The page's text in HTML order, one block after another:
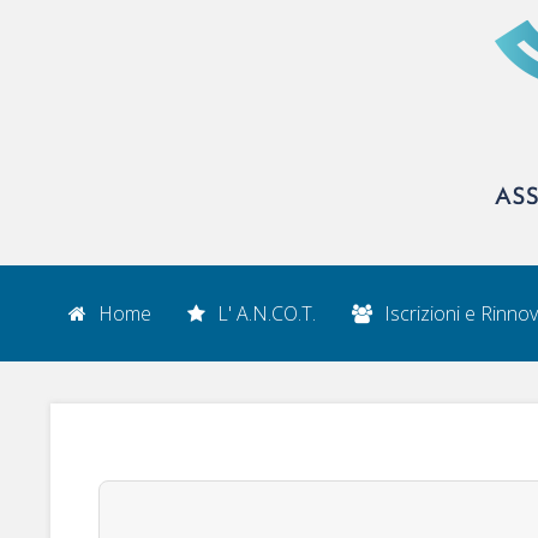
Home L' A.N.CO.T. Iscrizioni e